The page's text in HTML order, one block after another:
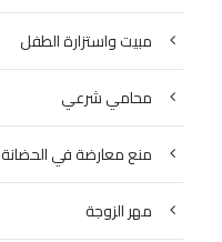
مبيت واستزارة الطفل
محامي شرعي
منع معارضة في الحضانة
مهر الزوجة